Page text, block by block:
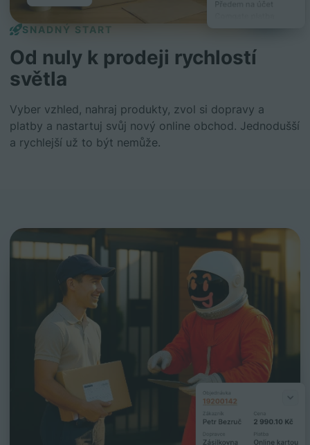
SNADNÝ START
Od nuly k prodeji rychlostí
světla
Vyber vzhled, nahraj produkty, zvol si dopravy a
platby a nastartuj svůj nový online obchod. Jednodušší
a rychlejší už to být nemůže.